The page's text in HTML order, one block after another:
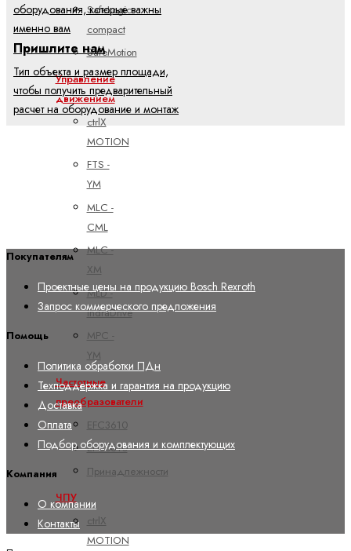
SafeLogic
compact
SafeMotion
Управление
движением
ctrlX
MOTION
FTS -
YM
MLC -
CML
MLC -
XM
MLD -
IndraDrive
MPC -
YM
Частотные
преобразователи
EFC3610
EFC5610
Принадлежности
ЧПУ
ctrlX
MOTION
оборудования, которые важны
именно вам
Пришлите нам
Тип объекта и размер площади,
чтобы получить предварительный
расчет на оборудование и монтаж
Покупателям
Проектные цены на продукцию Bosch Rexroth
Запрос коммерческого предложения
Помощь
Политика обработки ПДн
Техподдержка и гарантия на продукцию
Доставка
Оплата
Подбор оборудования и комплектующих
Компания
О компании
Контакты